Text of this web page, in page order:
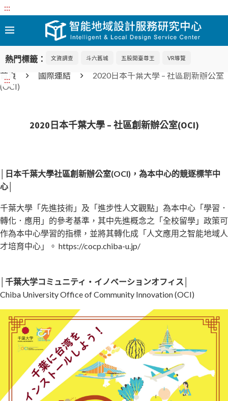
:::
熱門標籤： 文資調查 斗六舊城 五股開臺尊王 VR導覽
:::
首頁 國際連結
2020日本千葉大學 – 社區創新辦公室
(OCI)
2020日本千葉大學 – 社區創新辦公室(OCI)
│日本千葉大學社區創新辦公室(OCI)，為本中心的競逐標竿中
心│
千葉大學「先進技術」及「進步性人文觀點」為本中心「學習．
轉化．應用」的參考基準，其中先進概念之「全校留學」政策可
作為本中心學習的指標，並將其轉化成「人文應用之智能地域人
才培育中心」。 https://cocp.chiba-u.jp/
│千葉大学コミュニティ・イノベーションオフィス│
Chiba University Office of Community Innovation (OCI)